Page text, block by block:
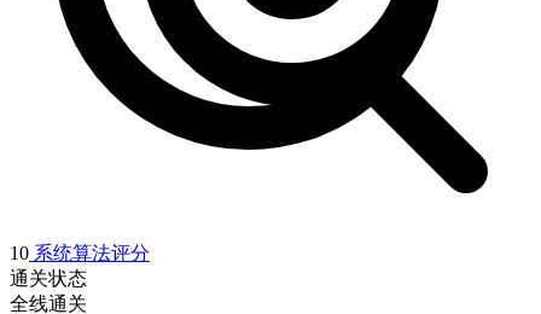
10 系统算法评分
通关状态
全线通关